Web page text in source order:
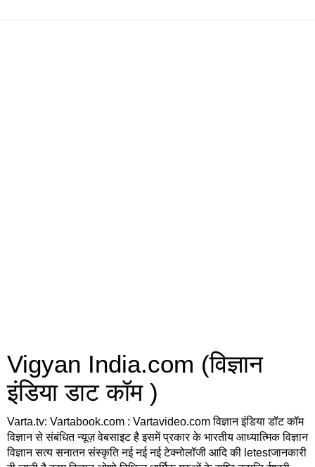
Vigyan India.com (विज्ञान
इंडिया डाट कॉम )
Varta.tv: Vartabook.com : Vartavideo.com विज्ञान इंडिया डॉट कॉम
विज्ञान से संबंधित न्यूज़ वेबसाइट है इसमें प्रकार के भारतीय आध्यात्मिक विज्ञान
विज्ञान सत्य सनातन संस्कृति नई नई नई टेक्नोलॉजी आदि की letestजानकारी